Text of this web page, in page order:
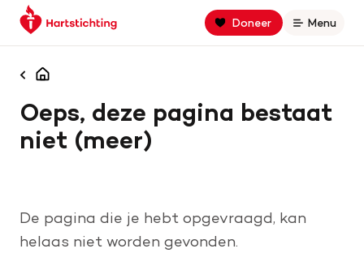
Spring
naar
Spring
naar
navigatie
Keer
terug
de
Doneer
Open
Menu
Zoek binnen hartstichting.nl
Zoeken
Home
Oorzaken
Homepagina
Oeps, deze pagina bestaat
niet (meer)
De pagina die je hebt opgevraagd, kan
helaas niet worden gevonden.